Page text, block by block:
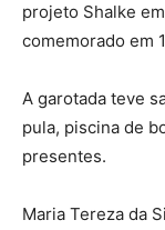
projeto Shalke
comemorado em
A garotada teve
pula, piscina de
presentes.
Maria Tereza da